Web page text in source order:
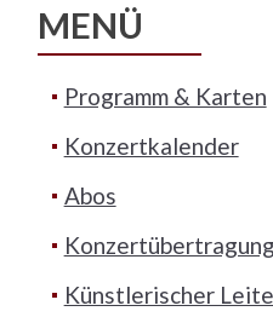
MENÜ
Programm & Karten
Konzertkalender
Abos
Künstlerischer